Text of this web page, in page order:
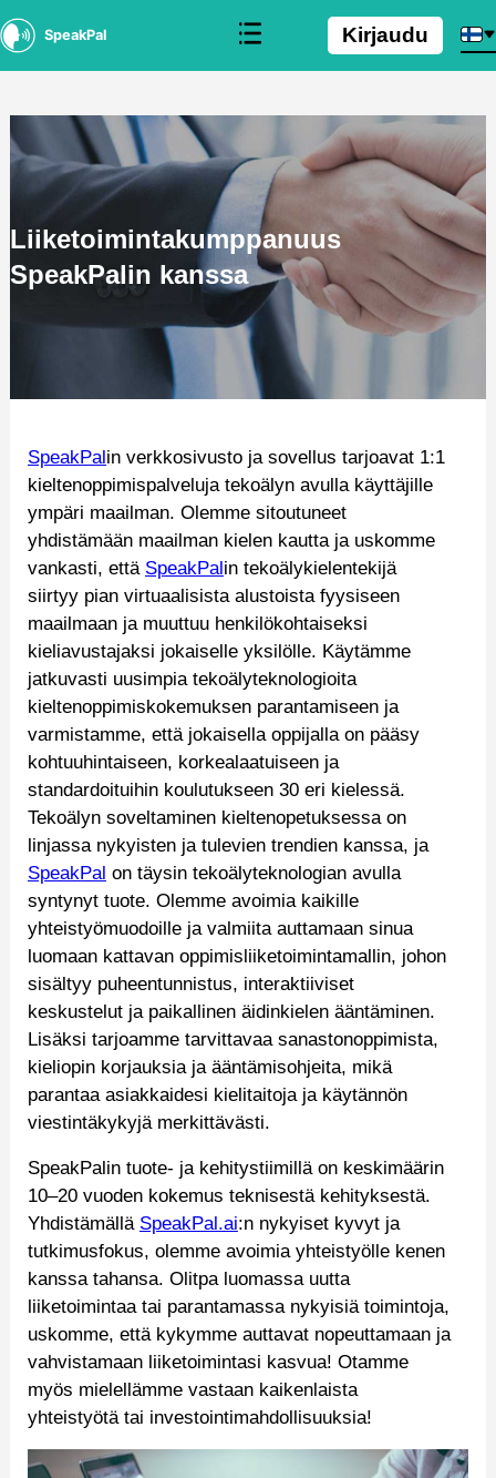
SpeakPal Kirjaudu
Liiketoimintakumppanuus
SpeakPalin kanssa
SpeakPalin verkkosivusto ja sovellus tarjoavat 1:1
kieltenoppimispalveluja tekoälyn avulla käyttäjille
ympäri maailman. Olemme sitoutuneet
yhdistämään maailman kielen kautta ja uskomme
vankasti, että SpeakPalin tekoälykielentekijä
siirtyy pian virtuaalisista alustoista fyysiseen
maailmaan ja muuttuu henkilökohtaiseksi
kieliavustajaksi jokaiselle yksilölle. Käytämme
jatkuvasti uusimpia tekoälyteknologioita
kieltenoppimiskokemuksen parantamiseen ja
varmistamme, että jokaisella oppijalla on pääsy
kohtuuhintaiseen, korkealaatuiseen ja
standardoituihin koulutukseen 30 eri kielessä.
Tekoälyn soveltaminen kieltenopetuksessa on
linjassa nykyisten ja tulevien trendien kanssa, ja
SpeakPal on täysin tekoälyteknologian avulla
syntynyt tuote. Olemme avoimia kaikille
yhteistyömuodoille ja valmiita auttamaan sinua
luomaan kattavan oppimisliiketoimintamallin, johon
sisältyy puheentunnistus, interaktiiviset
keskustelut ja paikallinen äidinkielen ääntäminen.
Lisäksi tarjoamme tarvittavaa sanastonoppimista,
kieliopin korjauksia ja ääntämisohjeita, mikä
parantaa asiakkaidesi kielitaitoja ja käytännön
viestintäkykyjä merkittävästi.
SpeakPalin tuote- ja kehitystiimillä on keskimäärin
10–20 vuoden kokemus teknisestä kehityksestä.
Yhdistämällä SpeakPal.ai:n nykyiset kyvyt ja
tutkimusfokus, olemme avoimia yhteistyölle kenen
kanssa tahansa. Olitpa luomassa uutta
liiketoimintaa tai parantamassa nykyisiä toimintoja,
uskomme, että kykymme auttavat nopeuttamaan ja
vahvistamaan liiketoimintasi kasvua! Otamme
myös mielellämme vastaan kaikenlaista
yhteistyötä tai investointimahdollisuuksia!